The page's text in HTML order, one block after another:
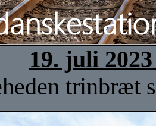
19. juli
trinbræt